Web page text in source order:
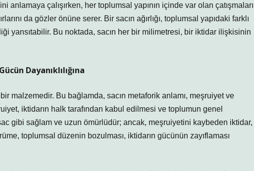
çalışırken, her toplumsal yapının içinde var olan
da gözler önüne serer. Bir sacın ağırlığı, toplumsal yapıdaki farklı
yansıtabilir. Bu noktada, sacın her bir milimetresi, bir iktidar ilişkisinin
Dayanıklılığına
malzemedir. Bu bağlamda, sacın metaforik anlamı, meşruiyet ve
iktidarın halk tarafından kabul edilmesi ve toplumun genel
gibi sağlam ve uzun ömürlüdür; ancak, meşruiyetini kaybeden iktidar,
toplumsal düzenin bozulması, iktidarın gücünün zayıflaması